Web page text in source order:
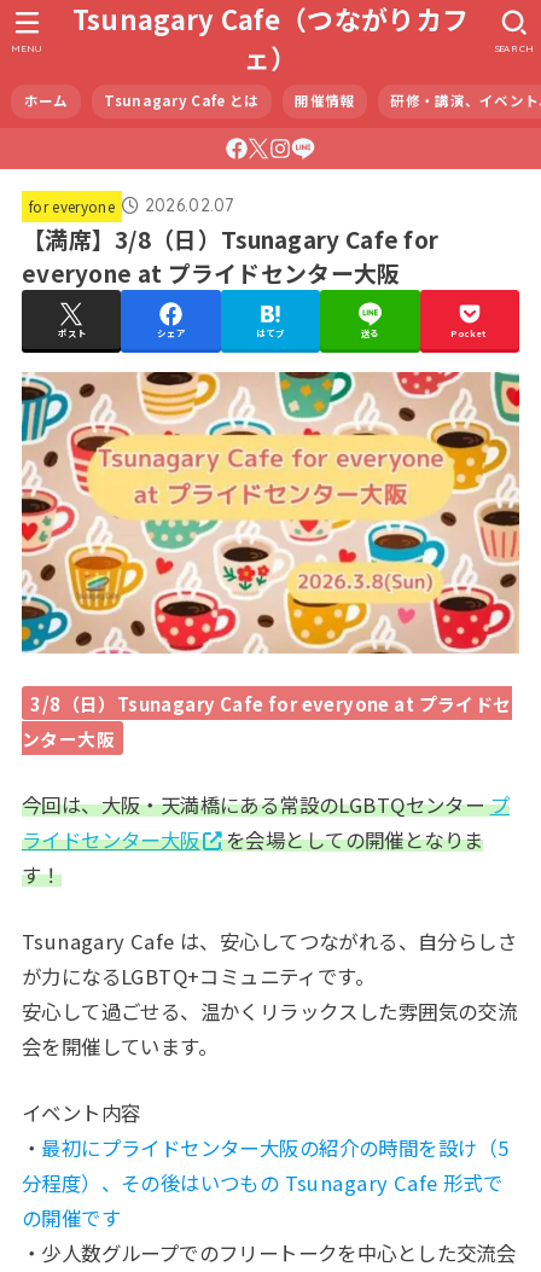
Tsunagary Cafe（つながりカフ
ェ）
ホーム Tsunagary Cafe とは 開催情報 研修・講演、イベン
SEARCH
MENU
for everyone 2026.02.07
【満席】3/8（日）Tsunagary Cafe for
everyone at プライドセンター大阪
ポスト シェア はてブ 送る Pocket
3/8（日）Tsunagary Cafe for everyone at プライドセ
ンター大阪
今回は、大阪・天満橋にある常設のLGBTQセンタープ
ライドセンター大阪
を会場としての開催となりま
す！
Tsunagary Cafe は、安心してつながれる、自分らしさ
が力になるLGBTQ+コミュニティです。
安心して過ごせる、温かくリラックスした雰囲気の交流
会を開催しています。
イベント内容
・ 最初にプライドセンター大阪の紹介の時間を設け（5
分程度）、その後はいつもの Tsunagary Cafe 形式で
の開催です
・少人数グループでのフリートークを中心とした交流会